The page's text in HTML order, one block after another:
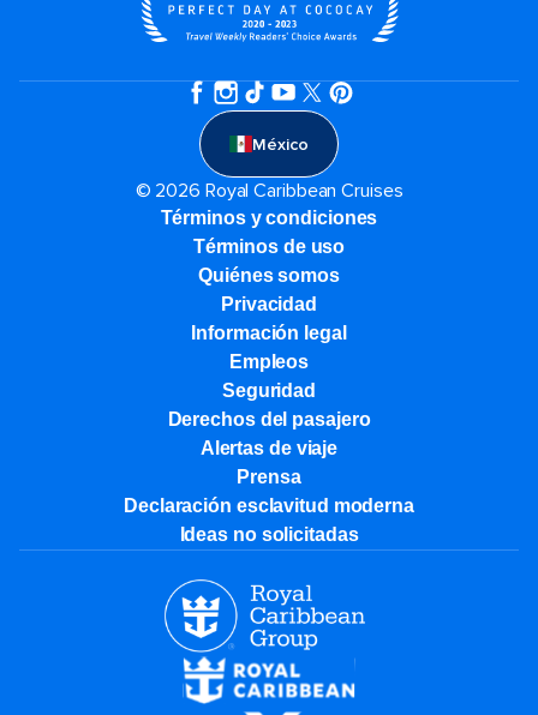
México
© 2026 Royal Caribbean Cruises
Términos y condiciones
Términos de uso
Quiénes somos
Privacidad
Información legal
Empleos
Seguridad
Derechos del pasajero
Alertas de viaje
Prensa
Declaración esclavitud moderna
Ideas no solicitadas